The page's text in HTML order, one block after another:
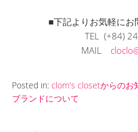
■下記よりお気軽にお
TEL (+84)
MAIL
Posted in: clom's closetからのお
ブランドについて